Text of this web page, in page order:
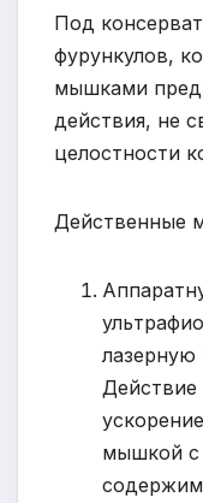
Под
фурункулов,
мышками
действия, не
целостности
Действенные
лазерную
Действие
мышкой с